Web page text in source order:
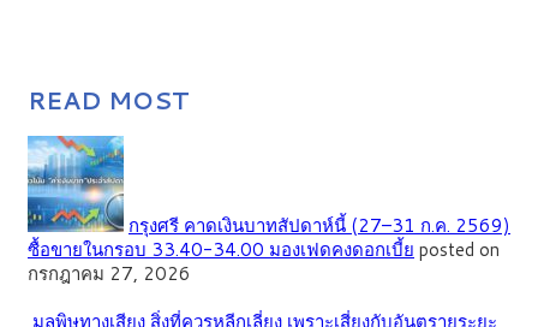
READ MOST
กรุงศรี คาดเงินบาทสัปดาห์นี้ (27–31 ก.ค. 2569)
ซื้อขายในกรอบ 33.40-34.00 มองเฟดคงดอกเบี้ย posted on
กรกฎาคม 27, 2026
มลพิษทางเสียง สิ่งที่ควรหลีกเลี่ยง เพราะเสี่ยงกับอันตรายระยะ